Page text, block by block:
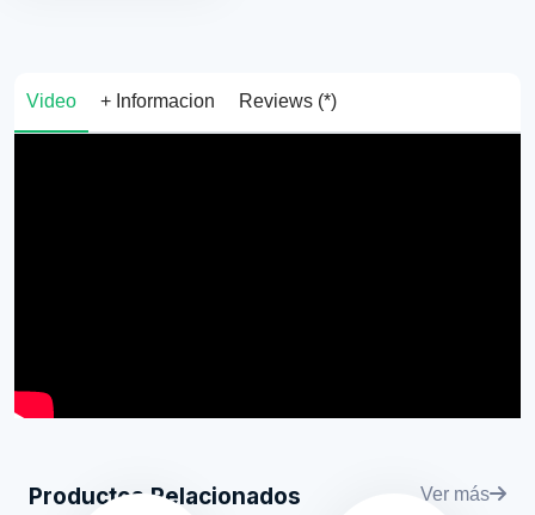
Video + Informacion Reviews (*)
Productos Relacionados Ver más